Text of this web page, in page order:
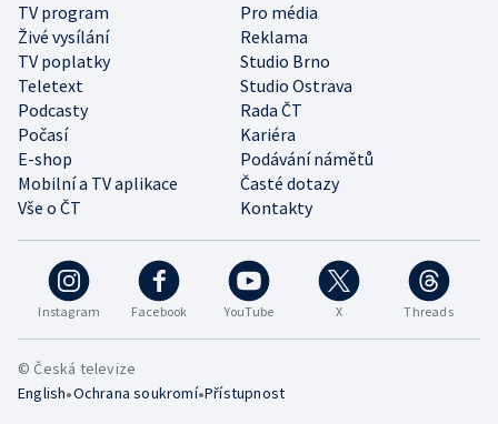
Instagram Facebook YouTube X Threads
TV program
Pro média
Živé vysílání
Reklama
TV poplatky
Studio Brno
Teletext
Studio Ostrava
Podcasty
Rada ČT
Počasí
Kariéra
E-shop
Podávání námětů
Mobilní a TV aplikace
Časté dotazy
Vše o ČT
Kontakty
© Česká televize
English•Ochrana soukromí•Přístupnost